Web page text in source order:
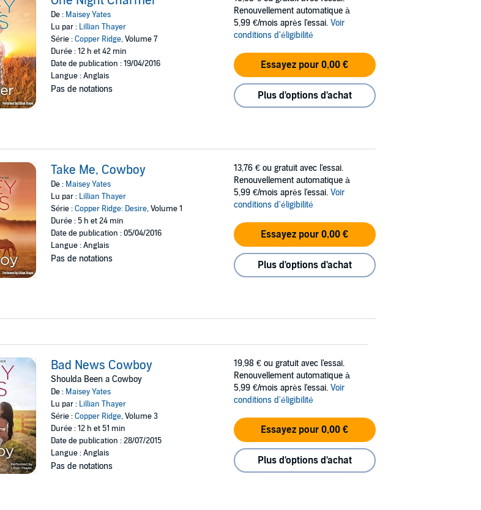
De : Maisey Yates
Lu par : Lillian Thayer
Série :Copper Ridge, Volume 7
Durée : 12 h et 42 min
Date de publication : 19/04/2016
Langue : Anglais
Pas de notations
Renouvellement automatique à
5,99 €/mois après l'essai. Voir
conditions d'éligibilité
Essayez pour 0,00 €
Plus d'options d'achat
Take Me, Cowboy
De : Maisey Yates
Lu par : Lillian Thayer
Série :Copper Ridge: Desire, Volume 1
Durée : 5 h et 24 min
Date de publication : 05/04/2016
Langue : Anglais
Pas de notations
13,76 € ou gratuit avec l'essai.
Renouvellement automatique à
5,99 €/mois après l'essai. Voir
conditions d'éligibilité
Essayez pour 0,00 €
Plus d'options d'achat
Bad News Cowboy
Shoulda Been a Cowboy
De : Maisey Yates
Lu par : Lillian Thayer
Série :Copper Ridge, Volume 3
Durée : 12 h et 51 min
Date de publication : 28/07/2015
Langue : Anglais
Pas de notations
19,98 € ou gratuit avec l'essai.
Renouvellement automatique à
5,99 €/mois après l'essai. Voir
conditions d'éligibilité
Essayez pour 0,00 €
Plus d'options d'achat